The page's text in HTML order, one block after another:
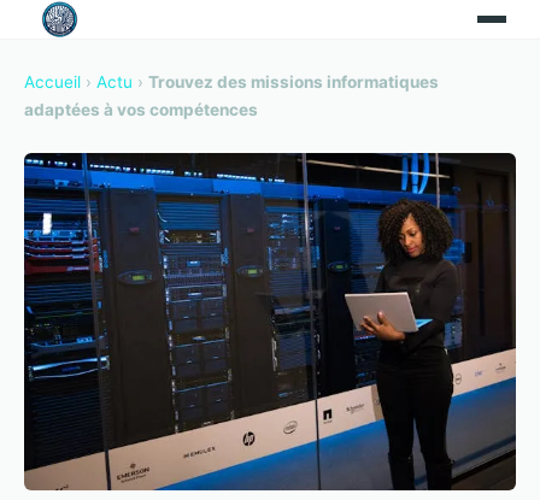
Accueil › Actu › Trouvez des missions informatiques
adaptées à vos compétences